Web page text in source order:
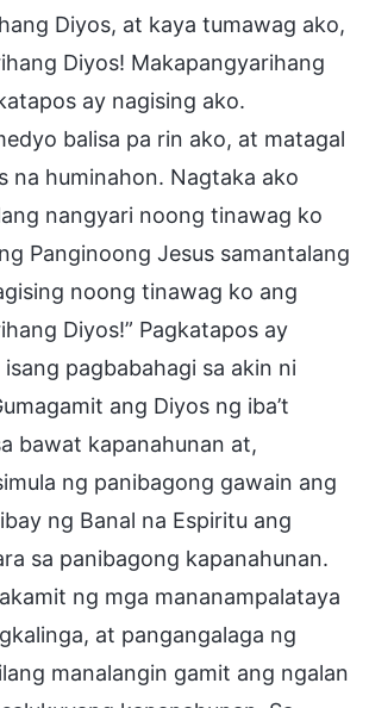
Diyos, at kaya tumawag ako,
Diyos! Makapangyarihang
ay nagising ako.
balisa pa rin ako, at matagal
na huminahon. Nagtaka ako
nangyari noong tinawag ko
Panginoong Jesus samantalang
noong tinawag ko ang
Diyos!” Pagkatapos ay
pagbabahagi sa akin ni
ang Diyos ng iba’t
bawat kapanahunan at,
ng panibagong gawain ang
ng Banal na Espiritu ang
sa panibagong kapanahunan.
ng mga mananampalataya
at pangangalaga ng
manalangin gamit ang ngalan